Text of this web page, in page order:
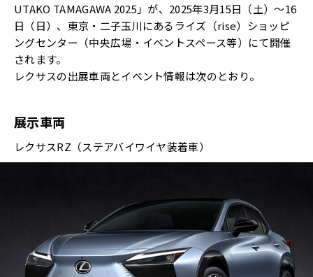
UTAKO TAMAGAWA 2025」が、2025年3月15日（土）～16
日（日）、東京・二子玉川にあるライズ（rise）ショッピ
ングセンター（中央広場・イベントスペース等）にて開催
されます。
レクサスの出展車両とイベント情報は次のとおり。
展示車両
レクサスRZ（ステアバイワイヤ装着車）